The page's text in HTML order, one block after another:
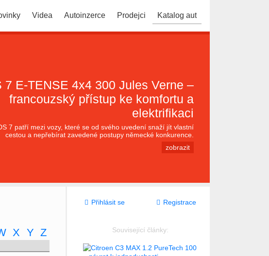
Videa Autoinzerce Prodejci Katalog aut
7 E-TENSE 4x4 300 Jules Verne –
francouzský přístup ke komfortu a
elektrifikaci
7 patří mezi vozy, které se od svého uvedení snaží jít vlastní
cestou a nepřebírat zavedené postupy německé konkurence.
zobrazit
X Y Z
Přihlásit se Registrace
Související články: